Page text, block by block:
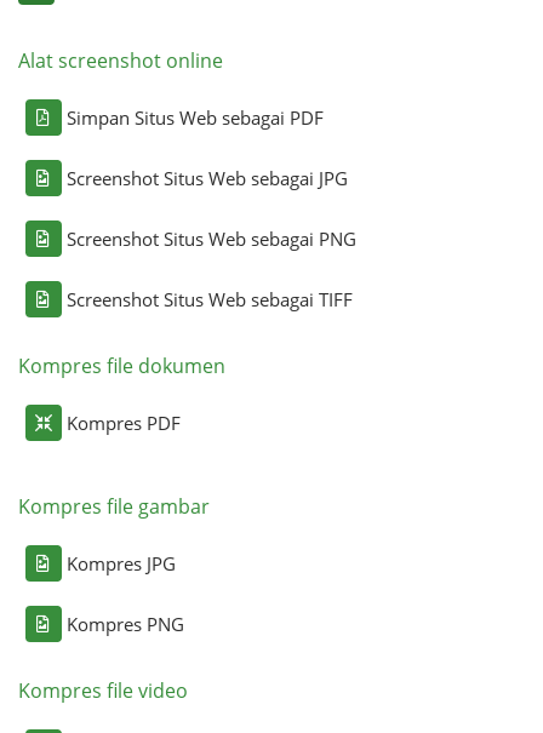
Alat screenshot online
Simpan Situs Web sebagai PDF
Screenshot Situs Web sebagai JPG
Screenshot Situs Web sebagai PNG
Screenshot Situs Web sebagai TIFF
Kompres file dokumen
Kompres PDF
Kompres file gambar
Kompres JPG
Kompres PNG
Kompres file video